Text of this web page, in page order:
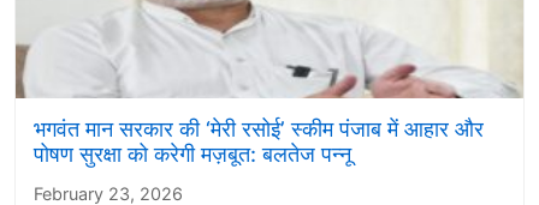
भगवंत मान सरकार की ‘मेरी रसोई’ स्कीम पंजाब में आहार और
पोषण सुरक्षा को करेगी मज़बूत: बलतेज पन्नू
February 23, 2026